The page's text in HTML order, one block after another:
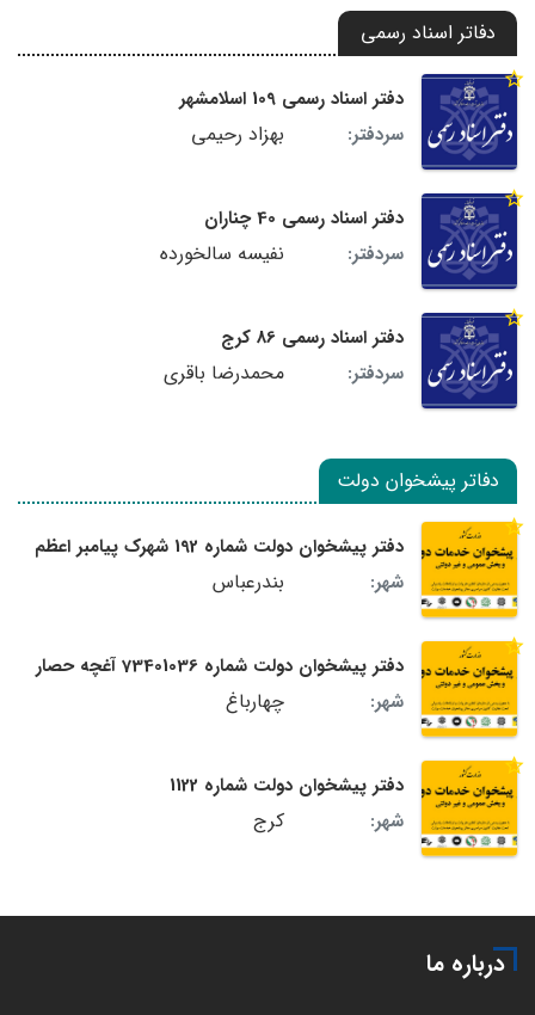
دفاتر اسناد رسمی
دفتر اسناد رسمی 109 اسلامشهر
سردفتر:
بهزاد رحیمی
دفتر اسناد رسمی 40 چناران
سردفتر:
نفیسه سالخورده
دفتر اسناد رسمی 86 کرج
سردفتر:
محمدرضا باقری
دفاتر پیشخوان دولت
دفتر پیشخوان دولت شماره 192 شهرک پیامبر اعظم
شهر:
بندرعباس
دفتر پیشخوان دولت شماره 73401036 آغچه حصار
شهر:
چهارباغ
دفتر پیشخوان دولت شماره 1122
شهر:
کرج
درباره ما